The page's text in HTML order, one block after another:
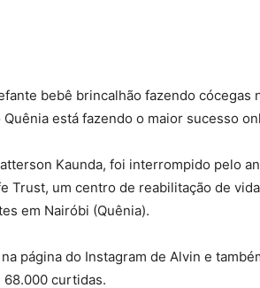
bebê brincalhão fazendo cócegas
está fazendo o maior sucesso
Kaunda, foi interrompido pelo
Trust, um centro de reabilitação de
em Nairóbi (Quênia).
página do Instagram de Alvin e
68.000 curtidas.